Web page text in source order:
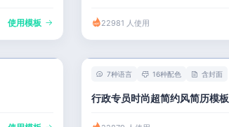
使用模板 22981 人使用
7种语言 16种配色 含封面
行政专员时尚超简约风简历模板